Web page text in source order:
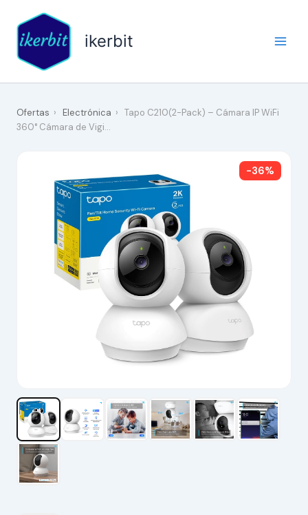
contenido
ikerbit
Ofertas › Electrónica › Tapo C210(2-Pack) – Cámara IP WiFi
360° Cámara de Vigi…
-36%